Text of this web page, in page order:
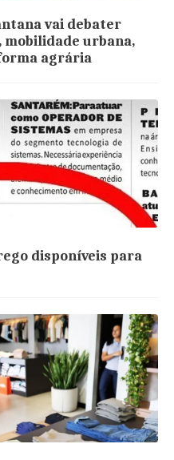
vai debater
mobilidade urbana,
agrária
disponíveis para